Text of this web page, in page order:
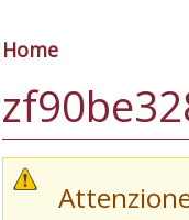
Tu sei qui
Home